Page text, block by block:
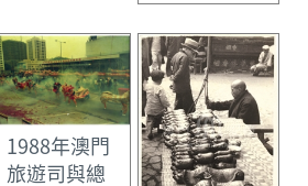
1988年澳門
旅遊司與總